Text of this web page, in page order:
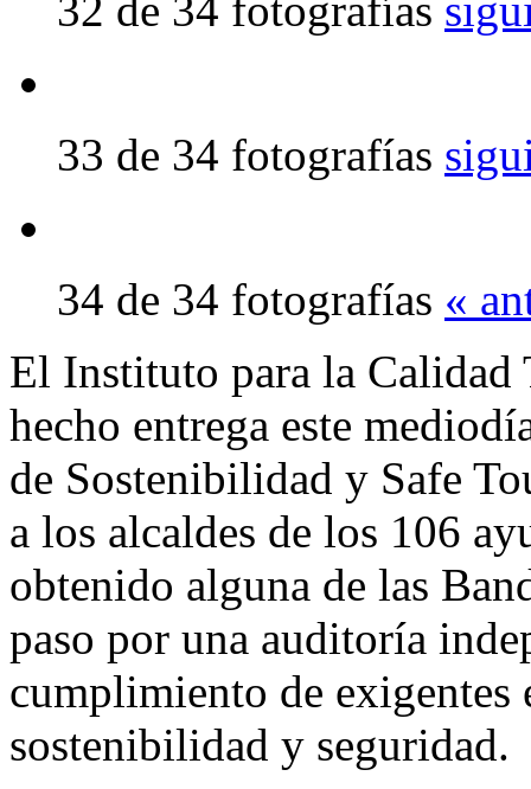
33 de 34 fotografías
34 de 34 fotografías «
El Instituto para la
hecho entrega este
de Sostenibilidad y Safe
a los alcaldes de los 106
obtenido alguna de las
paso por una auditoría
cumplimiento de exigentes
sostenibilidad y seguridad.